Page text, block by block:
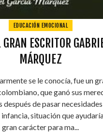
EDUCACIÓN EMOCIONAL
ESCRITOR
MÁRQUEZ
se le conocía, fue un
que ganó sus
de pasar
situación que
gran carácter para ma...